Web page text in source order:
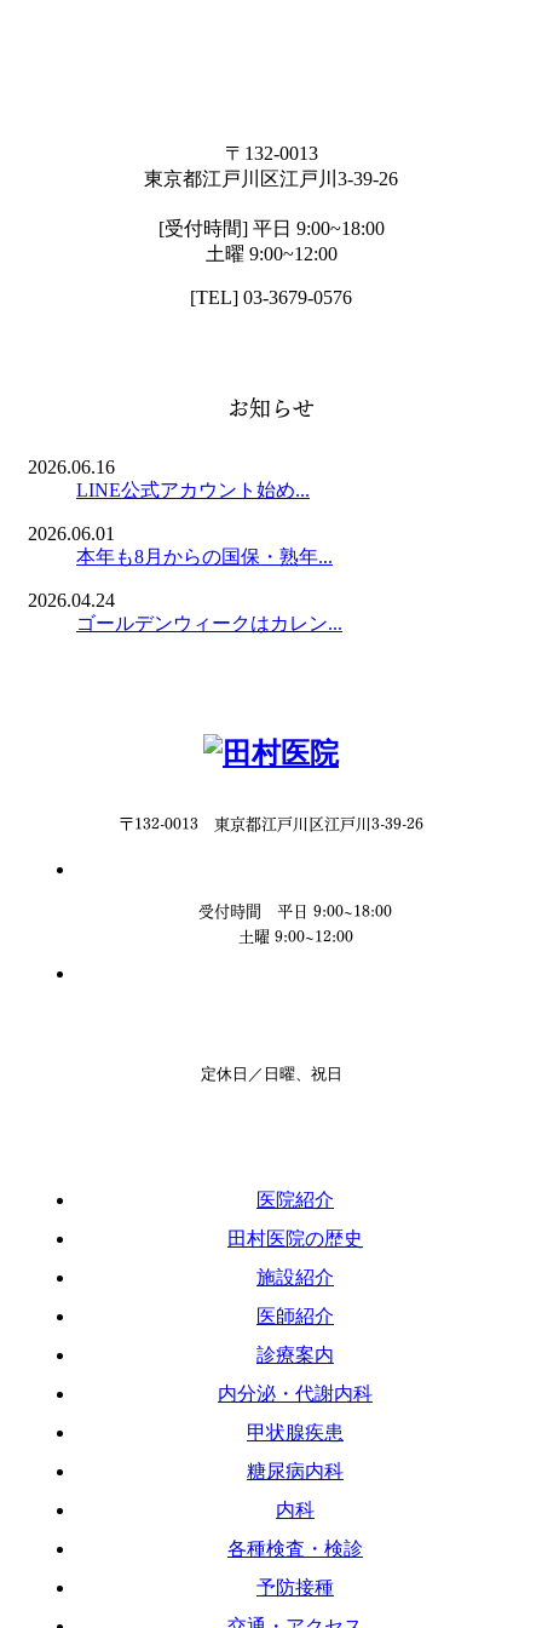
〒132-0013
東京都江戸川区江戸川3-39-26
[受付時間] 平日 9:00~18:00
土曜 9:00~12:00
[TEL] 03-3679-0576
お知らせ
2026.06.16
LINE公式アカウント始め...
2026.06.01
本年も8月からの国保・熟年...
2026.04.24
ゴールデンウィークはカレン...
〒132-0013 東京都江戸川区江戸川3-39-26
受付時間 平日 9:00~18:00
土曜 9:00~12:00
定休日／日曜、祝日
医院紹介
田村医院の歴史
施設紹介
医師紹介
診療案内
内分泌・代謝内科
甲状腺疾患
糖尿病内科
内科
各種検査・検診
予防接種